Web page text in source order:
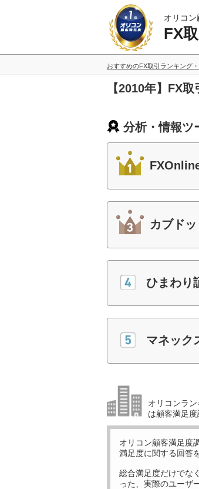
オリコ
FX取
おすすめのFX取引ランキング
【2010年】FX
分析・情報ツ
カブド
ひまわり
マネック
オリコンラ
は顧客満足度
オリコン顧客満足度
満足度に関する回答
総合満足度だけでな
った、実際のユーザ